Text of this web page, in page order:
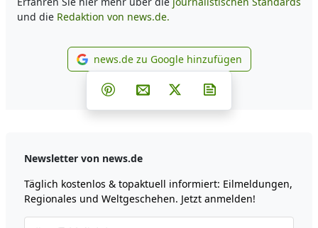
und die Redaktion von news.de.
news.de zu Google
news.de zu Google hinzufügen
Teilen auf Facebook
Teilen auf Whatsapp
Teilen auf Telegram
Teilen auf Pinterest
Per E-Mail teilen
Post auf X
Newsletter von news.de
Täglich kostenlos & topaktuell informiert: Eilmeldungen,
Regionales und Weltgeschehen. Jetzt anmelden!